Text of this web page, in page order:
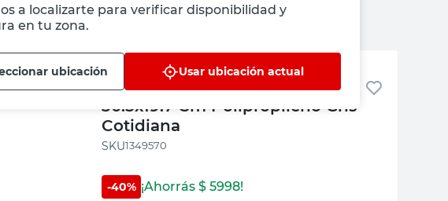
a localizarte para verificar disponibilidad y
en tu zona.
ubicación Usar ubicación actual
Polipropileno Gris Cotidiana
Cotidiana
Canasto Organizador Plegable
30.5x19.7 Cm Polipropileno Gris
Cotidiana
:1349570
-40% ¡Ahorrás $ 5998!